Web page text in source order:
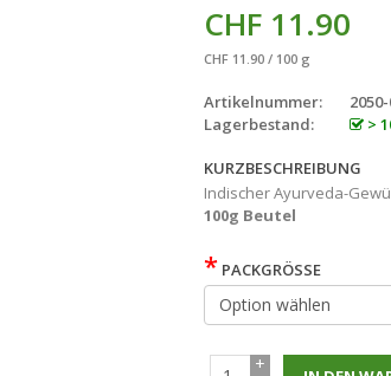
CHF 11.90
CHF 11.90 / 100 g
Artikelnummer:
Lagerbestand:
>
KURZBESCHREIBUNG
Indischer Ayurveda-
100g Beutel
* PACKGRÖSSE
+